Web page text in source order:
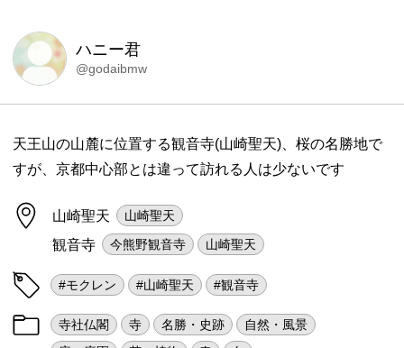
ハニー君
@godaibmw
天王山の山麓に位置する観音寺(山崎聖天)、桜の名勝地で
すが、京都中心部とは違って訪れる人は少ないです
山崎聖天 山崎聖天
観音寺 今熊野観音寺 山崎聖天
#モクレン #山崎聖天 #観音寺
寺社仏閣 寺 名勝・史跡
自然・風景